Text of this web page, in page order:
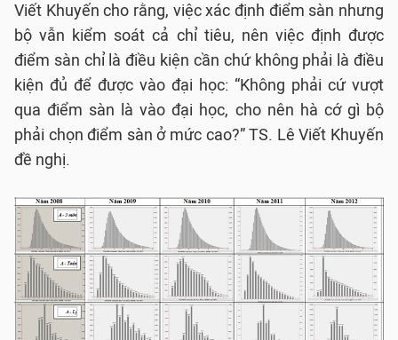
Viết Khuyến cho rằng, việc xác định điểm sàn nhưng
bộ vẫn kiểm soát cả chỉ tiêu, nên việc định được
điểm sàn chỉ là điều kiện cần chứ không phải là điều
kiện đủ để được vào đại học: “Không phải cứ vượt
qua điểm sàn là vào đại học, cho nên hà cớ gì bộ
phải chọn điểm sàn ở mức cao?” TS. Lê Viết Khuyến
đề nghị.